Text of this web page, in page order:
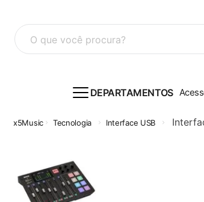
O que você procura?
DEPARTAMENTOS
Tecnologia Interface USB